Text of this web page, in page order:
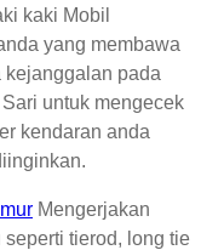
kaki Mobil
yang membawa
kejanggalan pada
untuk mengecek
kendaran anda
Mengerjakan
tierod, long tie